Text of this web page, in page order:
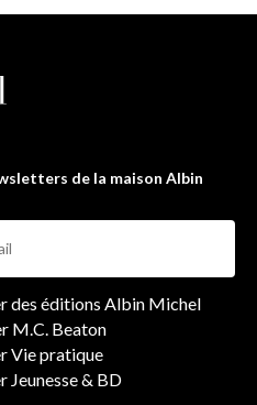
de la maison Albin
des éditions Albin Michel
M.C. Beaton
Vie pratique
Jeunesse & BD